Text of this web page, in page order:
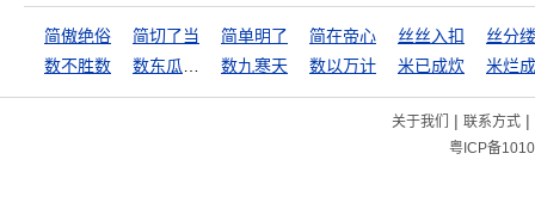
简傲绝俗 简切了当 简单明了 简在帝心 丝丝入扣
丝分
数不胜数
数九寒天 数以万计 米已成炊 米烂
关于我们 | 联系方式|
粤ICP备